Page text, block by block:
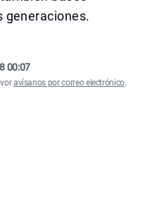
generaciones.
00:07
avísanos por correo electrónico.